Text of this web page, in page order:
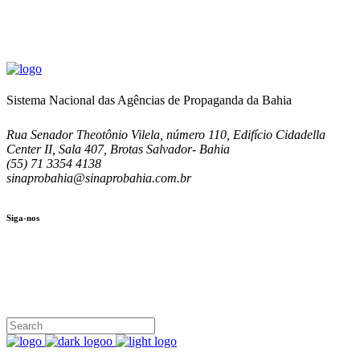
Sistema Nacional das Agências de Propaganda da Bahia
Rua Senador Theotônio Vilela, número 110, Edifício Cidadella
Center II, Sala 407, Brotas Salvador- Bahia
(55) 71 3354 4138
sinaprobahia@sinaprobahia.com.br
Siga-nos